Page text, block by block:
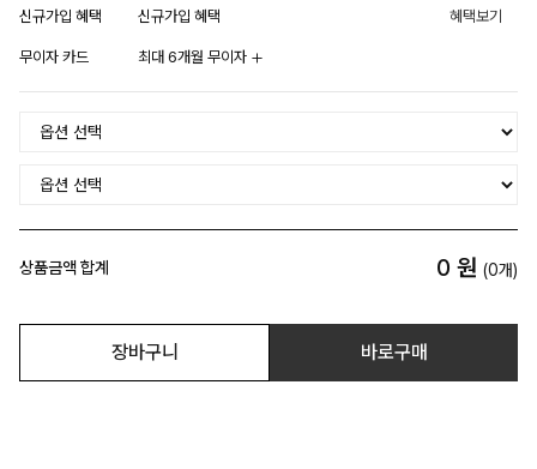
신규가입 혜택 신규가입 혜택 혜택보기
무이자 카드 최대 6개월 무이자
상품금액 합계 0 원 (0개)
장바구니 바로구매